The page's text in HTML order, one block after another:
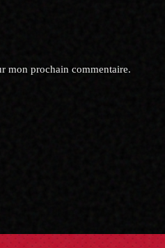
mon prochain commentaire.